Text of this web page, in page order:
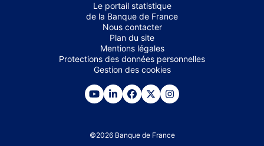
Le portail statistique
de la Banque de France
Nous contacter
Plan du site
Mentions légales
Protections des données personnelles
Gestion des cookies
©2026 Banque de France